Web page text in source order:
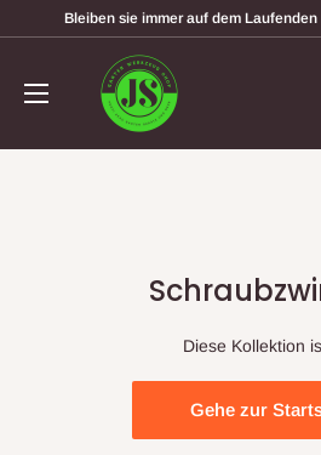
Bleiben sie immer auf dem
garten-
werkzeugshop
Diese Kollektion
Gehe zur